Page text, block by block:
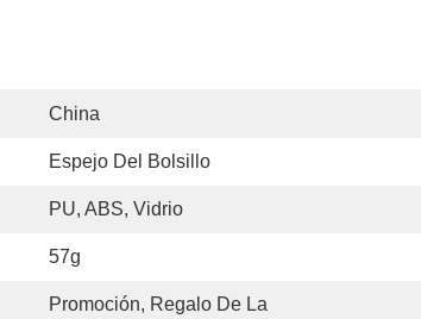
China
Espejo Del Bolsillo
PU, ABS, Vidrio
57g
Promoción, Regalo De La